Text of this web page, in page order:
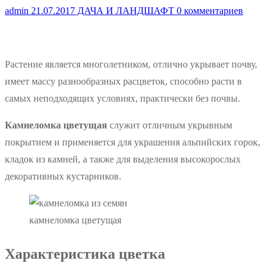
admin 21.07.2017 ДАЧА И ЛАНДШАФТ 0 комментариев
Растение является многолетником, отлично укрывает почву,
имеет массу разнообразных расцветок, способно расти в
самых неподходящих условиях, практически без почвы.
Камнеломка цветущая служит отличным укрывным
покрытием и применяется для украшения альпийских горок,
кладок из камней, а также для выделения высокорослых
декоративных кустарников.
камнеломка цветущая
Характеристика цветка